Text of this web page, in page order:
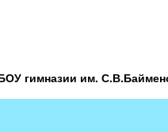
гимназии им.